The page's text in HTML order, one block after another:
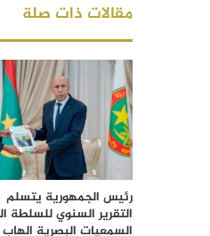
مقالات ذات صلة
رئيس الجمهورية يتسلم
التقرير السنوي للسلطة
السمعيات البصرية الهاب